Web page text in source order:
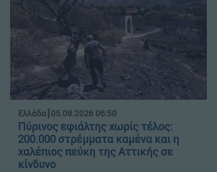
Ελλάδα┋05.08.2026 06:50
Πύρινος εφιάλτης χωρίς τέλος:
200.000 στρέμματα καμένα και η
χαλέπιος πεύκη της Αττικής σε
κίνδυνο